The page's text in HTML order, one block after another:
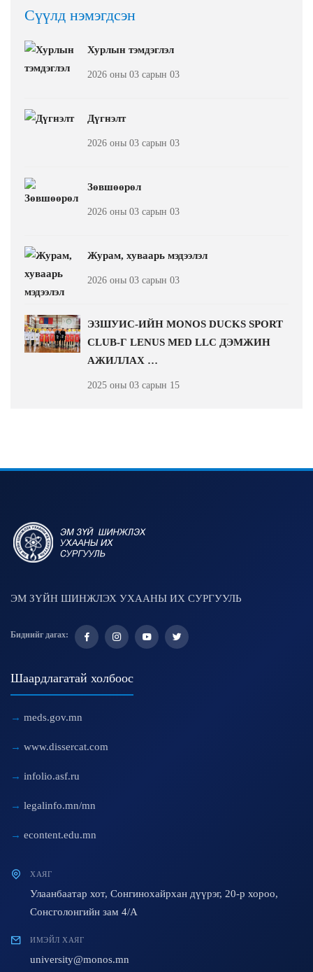
Сүүлд нэмэгдсэн
Хурлын тэмдэглэл
2026 оны 03 сарын 03
Дүгнэлт
2026 оны 03 сарын 03
Зөвшөөрөл
2026 оны 03 сарын 03
Журам, хуваарь мэдээлэл
2026 оны 03 сарын 03
ЭЗШУИС-ИЙН MONOS DUCKS SPORT
CLUB-Г LENUS MED LLC ДЭМЖИН
АЖИЛЛАХ …
2025 оны 03 сарын 15
ЭМ ЗҮЙН ШИНЖЛЭХ УХААНЫ ИХ СУРГУУЛЬ
Биднийг дагах:
Шаардлагатай холбоос
meds.gov.mn
www.dissercat.com
infolio.asf.ru
legalinfo.mn/mn
econtent.edu.mn
ХАЯГ
Улаанбаатар хот, Сонгинохайрхан дүүрэг, 20-р хороо,
Сонсголонгийн зам 4/A
ИМЭЙЛ ХАЯГ
university@monos.mn